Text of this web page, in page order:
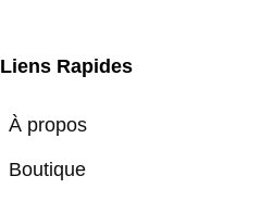
Liens Rapides
À propos
Boutique